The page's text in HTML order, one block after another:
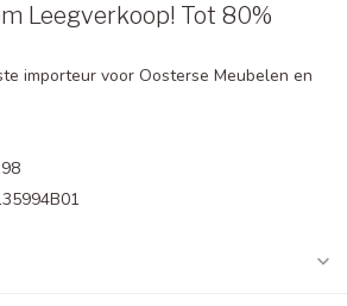
Leegverkoop! Tot 80%
importeur voor Oosterse Meubelen en